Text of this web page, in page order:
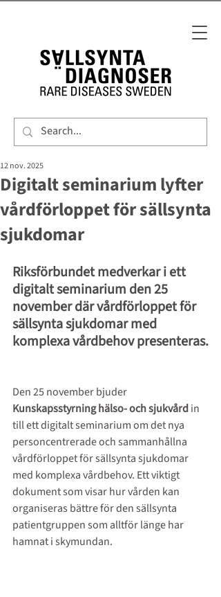
Digitalt seminarium lyfter
vårdförloppet för sällsynta
sjukdomar
12 nov. 2025
Riksförbundet medverkar i ett
digitalt seminarium den 25
november där vårdförloppet för
sällsynta sjukdomar med
komplexa vårdbehov presenteras.
Den 25 november bjuder
Kunskapsstyrning hälso- och sjukvårdin
till ett digitalt seminarium om det nya
personcentrerade och sammanhållna
vårdförloppet för sällsynta sjukdomar
med komplexa vårdbehov. Ett viktigt
dokument som visar hur vården kan
organiseras bättre för den sällsynta
patientgruppen som alltför länge har
hamnat i skymundan.